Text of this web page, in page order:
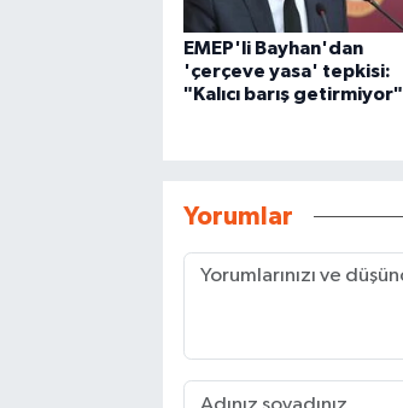
EMEP'li Bayhan'dan
'çerçeve yasa' tepkisi:
"Kalıcı barış getirmiyor"
Yorumlar